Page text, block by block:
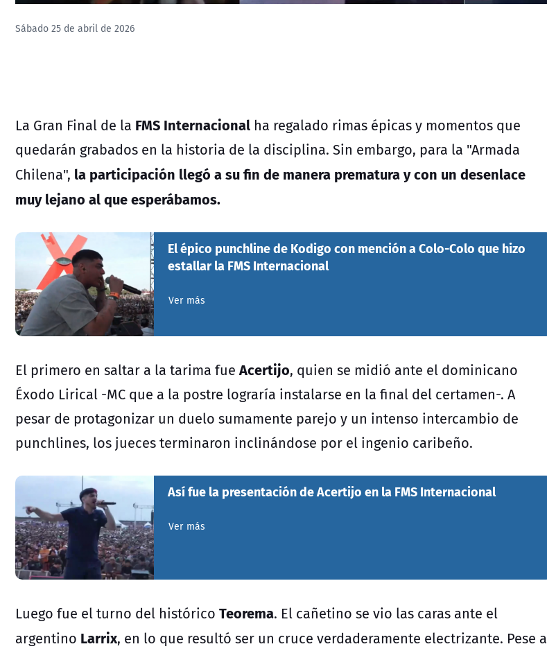
Sábado 25 de abril de 2026
La Gran Final de la FMS Internacional ha regalado rimas épicas y momentos que
quedarán grabados en la historia de la disciplina. Sin embargo, para la "Armada
Chilena", la participación llegó a su fin de manera prematura y con un desenlace
muy lejano al que esperábamos.
El épico punchline de Kodigo con mención a Colo-Colo que hizo
estallar la FMS Internacional
Ver más
El primero en saltar a la tarima fueAcertijo, quien se midió ante el dominicano
Éxodo Lirical -MC que a la postre lograría instalarse en la final del certamen-. A
pesar de protagonizar un duelo sumamente parejo y un intenso intercambio de
punchlines, los jueces terminaron inclinándose por el ingenio caribeño.
Así fue la presentación de Acertijo en la FMS Internacional
Ver más
Luego fue el turno del histórico Teorema. El cañetino se vio las caras ante el
argentino Larrix, en lo que resultó ser un cruce verdaderamente electrizante. Pese a